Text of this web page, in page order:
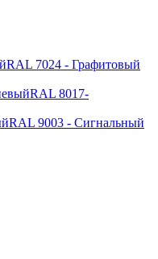
RAL 7024 - Графитовый
RAL 8017-
RAL 9003 - Сигнальный